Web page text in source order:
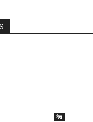
देश